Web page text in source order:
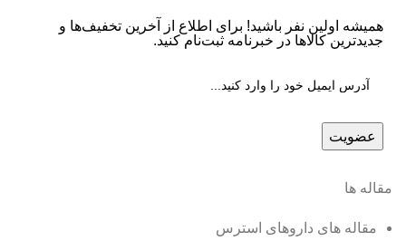
همیشه اولین نفر باشید! برای اطلاع از آخرین تخفیف‌ها و
جدیدترین کالاها در خبرنامه ثبت‌نام کنید.
مقاله ها
مقاله های داروهای استرس